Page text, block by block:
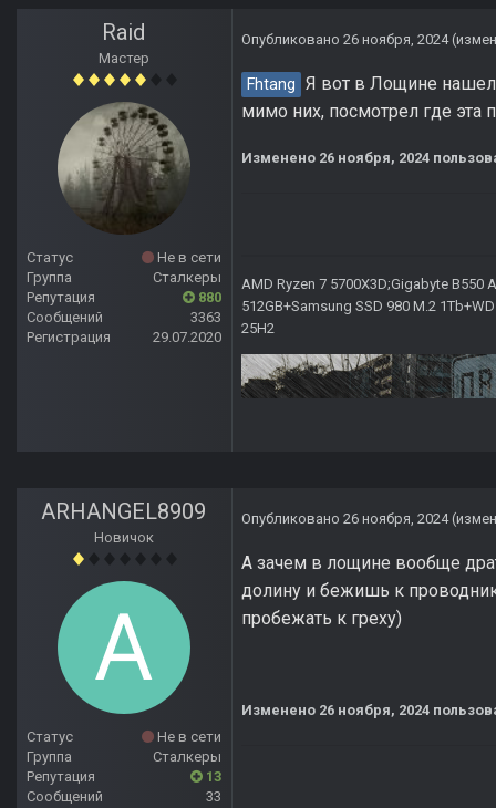
Raid
Мастер
Статус
Не в сети
Группа
Сталкеры
Репутация
880
Сообщений
3363
Регистрация
29.07.2020
Опубликовано 26 ноября, 2024
Fhtang Я вот в Лощине нашел
мимо них, посмотрел где эта
Изменено 26 ноября, 2024
AMD Ryzen 7 5700X3D;Gigabyte B550
512GB+Samsung SSD 980 M.2
25H2
ARHANGEL8909
Новичок
Статус
Не в сети
Группа
Сталкеры
Репутация
13
Сообщений
33
Опубликовано 26 ноября, 2024
А зачем в лощине вообще
долину и бежишь к
пробежать к греху)
Изменено 26 ноября, 2024